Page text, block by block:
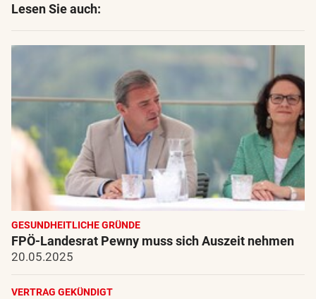
Lesen Sie auch:
GESUNDHEITLICHE GRÜNDE
FPÖ-Landesrat Pewny muss sich Auszeit nehmen
20.05.2025
VERTRAG GEKÜNDIGT